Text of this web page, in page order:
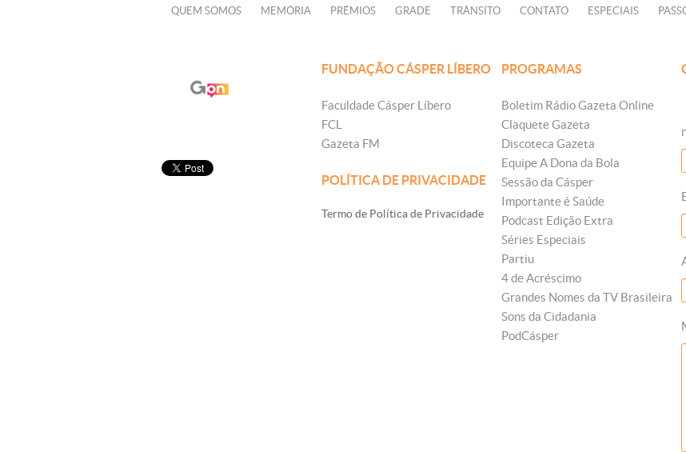
QUEM SOMOS MEMÓRIA PRÊMIOS GRADE TRÂNSITO CONTATO ESPECIAIS
FUNDAÇÃO CÁSPER LÍBERO
Faculdade Cásper Líbero
FCL
Gazeta FM
POLÍTICA DE PRIVACIDADE
Termo de Política de Privacidade
PROGRAMAS
Boletim Rádio Gazeta Online
Claquete Gazeta
Discoteca Gazeta
Equipe A Dona da Bola
Sessão da Cásper
Importante é Saúde
Podcast Edição Extra
Séries Especiais
Partiu
4 de Acréscimo
Grandes Nomes da TV Brasileira
Sons da Cidadania
PodCásper